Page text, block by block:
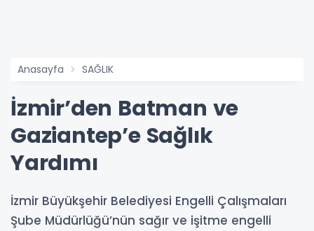
Anasayfa SAĞLIK
İzmir’den Batman ve
Gaziantep’e Sağlık
Yardımı
İzmir Büyükşehir Belediyesi Engelli Çalışmaları
Şube Müdürlüğü’nün sağır ve işitme engelli